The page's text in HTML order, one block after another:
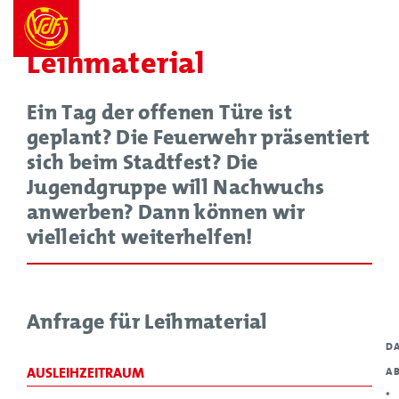
Leihmaterial
Ein Tag der offenen Türe ist
geplant? Die Feuerwehr präsentiert
sich beim Stadtfest? Die
Jugendgruppe will Nachwuchs
anwerben? Dann können wir
vielleicht weiterhelfen!
Anfrage für Leihmaterial
AUSLEIHZEITRAUM